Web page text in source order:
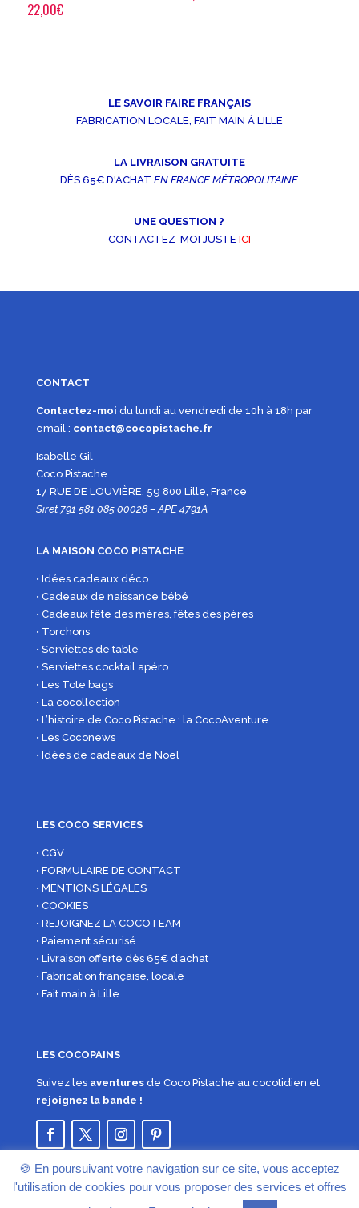
22,00€
LE SAVOIR FAIRE FRANÇAIS
FABRICATION LOCALE, FAIT MAIN À LILLE
LA LIVRAISON GRATUITE
DÈS 65€ D'ACHATEN FRANCE MÉTROPOLITAINE
UNE QUESTION ?
CONTACTEZ-MOI JUSTE ICI
CONTACT
Contactez-moi du lundi au vendredi de 10h à 18h par
email : contact@cocopistache.fr
Isabelle Gil
Coco Pistache
17 RUE DE LOUVIÈRE, 59 800 Lille, France
Siret 791 581 085 00028 – APE 4791A
LA MAISON COCO PISTACHE
• Idées cadeaux déco
• Cadeaux de naissance bébé
• Cadeaux fête des mères, fêtes des pères
• Torchons
• Serviettes de table
• Serviettes cocktail apéro
• Les Tote bags
• La cocollection
• L’histoire de Coco Pistache : la CocoAventure
• Les Coconews
• Idées de cadeaux de Noël
LES COCO SERVICES
• CGV
• FORMULAIRE DE CONTACT
• MENTIONS LÉGALES
• COOKIES
• REJOIGNEZ LA COCOTEAM
• Paiement sécurisé
• Livraison offerte dès 65€ d’achat
• Fabrication française, locale
• Fait main à Lille
LES COCOPAINS
Suivez les aventuresde Coco Pistache au cocotidien et
rejoignez la bande !
🍪 En poursuivant votre navigation sur ce site, vous acceptez
l'utilisation de cookies pour vous proposer des services et offres